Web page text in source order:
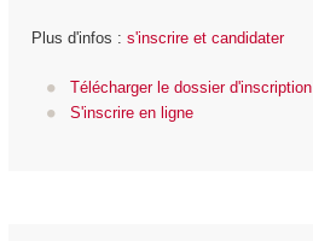
Plus d'infos : s'inscrire et candidater
Télécharger le dossier d'inscription
S'inscrire en ligne